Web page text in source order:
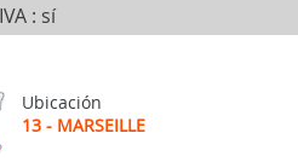
IVA : sí
Ubicación
13 - MARSEILLE